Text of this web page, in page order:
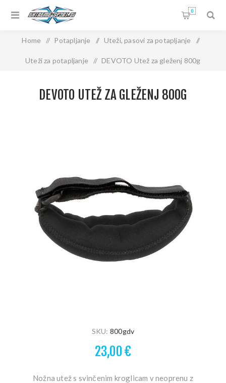
0
Home / Potapljanje / Uteži, pasovi za potapljanje /
Uteži za potapljanje / DEVOTO Utež za gleženj 800g
DEVOTO UTEŽ ZA GLEŽENJ 800G
SKU: 800gdv
23,00 €
Nožna utež s svinčenim kroglicam v neoprenu z